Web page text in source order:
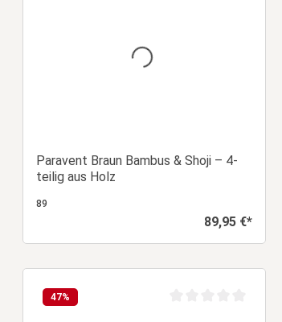
Paravent Braun Bambus & Shoji – 4-
teilig aus Holz
89
Regulärer Preis:
89,95 €*
47%